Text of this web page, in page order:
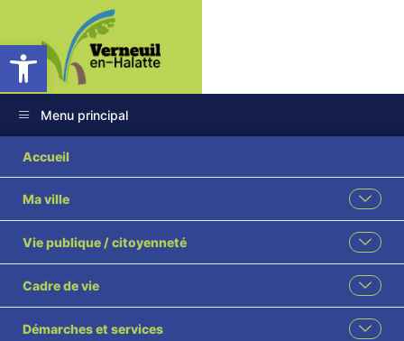
Ouvrir la barre d’outils
Menu principal
Accueil
Ma ville
Vie publique / citoyenneté
Cadre de vie
Démarches et services
DSC_0839